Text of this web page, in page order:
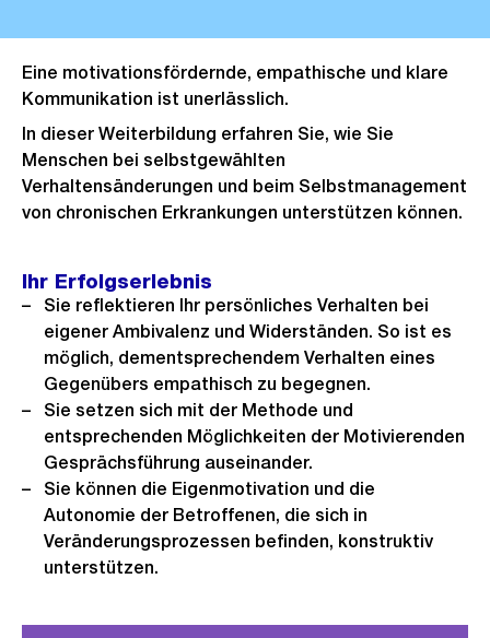
Eine motivationsfördernde, empathische und klare
Kommunikation ist unerlässlich.
In dieser Weiterbildung erfahren Sie, wie Sie
Menschen bei selbstgewählten
Verhaltensänderungen und beim Selbstmanagement
von chronischen Erkrankungen unterstützen können.
Ihr Erfolgserlebnis
Sie reflektieren Ihr persönliches Verhalten bei
eigener Ambivalenz und Widerständen. So ist es
möglich, dementsprechendem Verhalten eines
Gegenübers empathisch zu begegnen.
Sie setzen sich mit der Methode und
entsprechenden Möglichkeiten der Motivierenden
Gesprächsführung auseinander.
Sie können die Eigenmotivation und die
Autonomie der Betroffenen, die sich in
Veränderungsprozessen befinden, konstruktiv
unterstützen.